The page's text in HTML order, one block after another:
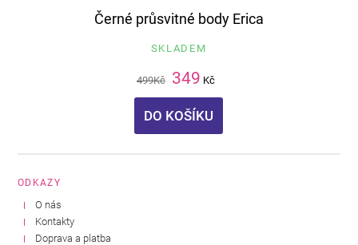
Černé průsvitné body Erica
SKLADEM
499Kč 349 Kč
DO KOŠÍKU
ODKAZY
O nás
Kontakty
Doprava a platba